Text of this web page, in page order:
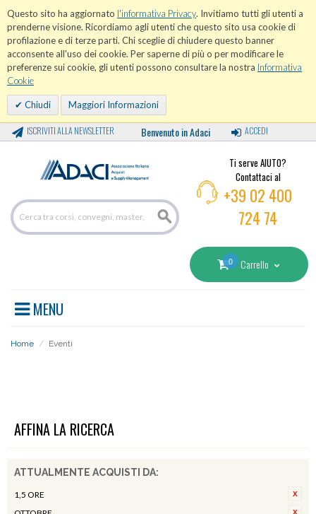
Questo sito ha aggiornato l'informativa Privacy. Invitiamo tutti gli utenti a
prenderne visione. Ricordiamo agli utenti che questo sito usa cookie di
profilazione e di terze parti. Chi sceglie di chiudere questo banner
acconsente all'uso dei cookie. Per saperne di più o per modificare le
preferenze sui cookie, gli utenti possono consultare la nostra Informativa
Cookie
Chiudi Maggiori Informazioni
ISCRIVITI ALLA NEWSLETTER Benvenuto in Adaci ACCEDI
Ti serve AIUTO?
Contattaci al
+39 02 400
724 74
0 Carrello
MENU
Home / Eventi
AFFINA LA RICERCA
ATTUALMENTE ACQUISTI DA:
1,5 ORE